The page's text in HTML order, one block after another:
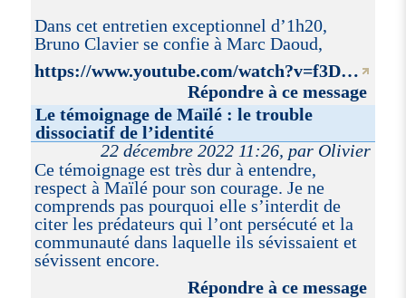
Dans cet entretien exceptionnel d’1h20,
Bruno Clavier se confie à Marc Daoud,
https://www.youtube.com/watch?v=f3D…
Répondre à ce message
Le témoignage de Maïlé : le trouble
dissociatif de l’identité
22 décembre 2022 11:26, par Olivier
Ce témoignage est très dur à entendre,
respect à Maïlé pour son courage. Je ne
comprends pas pourquoi elle s’interdit de
citer les prédateurs qui l’ont persécuté et la
communauté dans laquelle ils sévissaient et
sévissent encore.
Répondre à ce message